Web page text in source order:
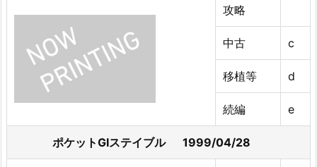
攻略
中古 c
移植等 d
続編 e
ポケットGIステイブル 1999/04/28